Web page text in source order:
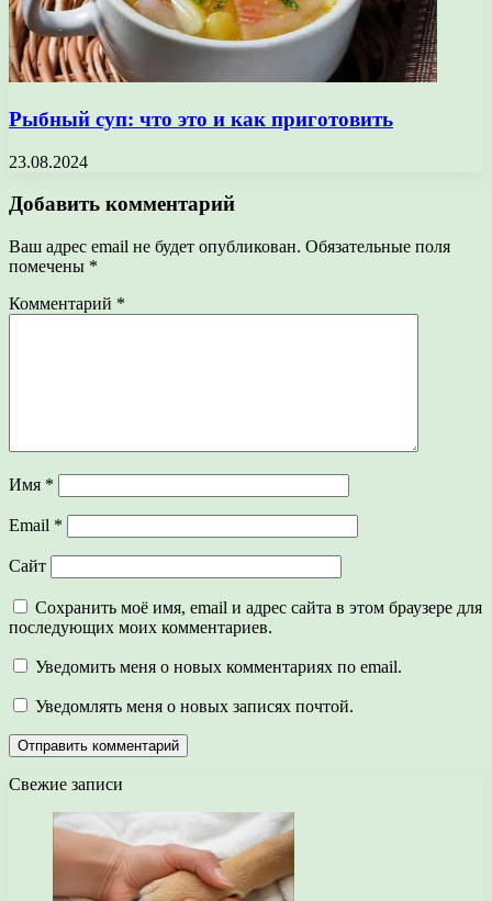
Рыбный суп: что это и как приготовить
23.08.2024
Добавить комментарий
Ваш адрес email не будет опубликован. Обязательные поля
помечены *
Комментарий *
Имя *
Email *
Сайт
Сохранить моё имя, email и адрес сайта в этом браузере для
последующих моих комментариев.
Уведомить меня о новых комментариях по email.
Уведомлять меня о новых записях почтой.
Свежие записи